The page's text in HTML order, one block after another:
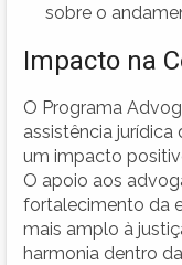
sobre o
Impacto na
O Programa
assistência
um impacto
O apoio aos
fortalecimento da
mais amplo à
harmonia dentro